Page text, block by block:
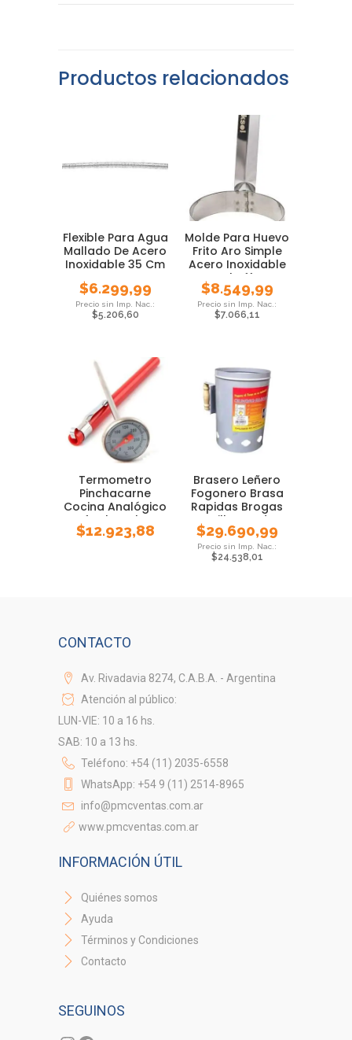
Productos relacionados
Flexible Para Agua
Mallado De Acero
Inoxidable 35 Cm
$6.299,99
$5.206,60
Molde Para Huevo
Frito Aro Simple
Acero Inoxidable
Cheff
$8.549,99
$7.066,11
Termometro
Pinchacarne
Cocina Analógico
Luft Chocolate
Rango
$12.923,88
Brasero Leñero
Fogonero Brasa
Rapidas Brogas
Parrilla Asador
$29.690,99
$24.538,01
CONTACTO
Av. Rivadavia 8274, C.A.B.A. - Argentina
Atención al público:
LUN-VIE: 10 a 16 hs.
SAB: 10 a 13 hs.
Teléfono: +54 (11) 2035-6558
WhatsApp: +54 9 (11) 2514-8965
info@pmcventas.com.ar
www.pmcventas.com.ar
INFORMACIÓN ÚTIL
Quiénes somos
Ayuda
Términos y Condiciones
Contacto
SEGUINOS